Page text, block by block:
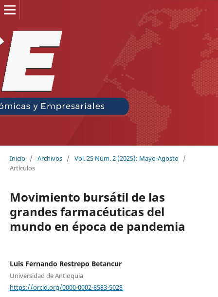
Inicio / Archivos / Vol. 25 Núm. 2 (2025): Mayo-Agosto /
Artículos
Movimiento bursátil de las
grandes farmacéuticas del
mundo en época de pandemia
Luis Fernando Restrepo Betancur
Universidad de Antioquia
https://orcid.org/0000-0002-8583-5028